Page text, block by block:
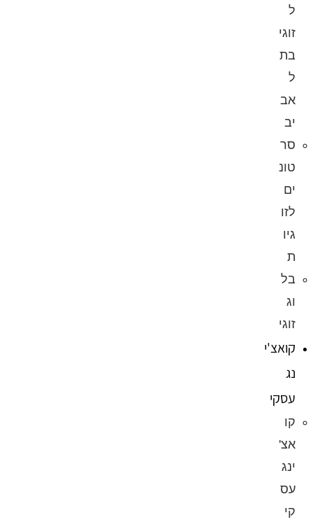
ל
זוגי
בת
ל
אב
יב
סר
טונ
ים
לזו
גיו
ת
בל
וג
זוגי
קואצ'י
נג
עסקי
קו
אצ'
ינג
עס
קי